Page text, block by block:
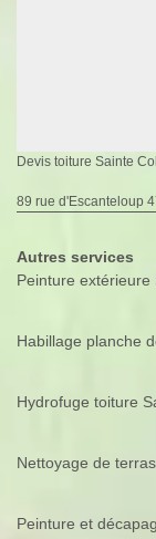
Devis toiture Sainte
89 rue d'Escanteloup
Autres services
Peinture extérieure
Habillage planche
Hydrofuge toiture
Nettoyage de
Peinture et